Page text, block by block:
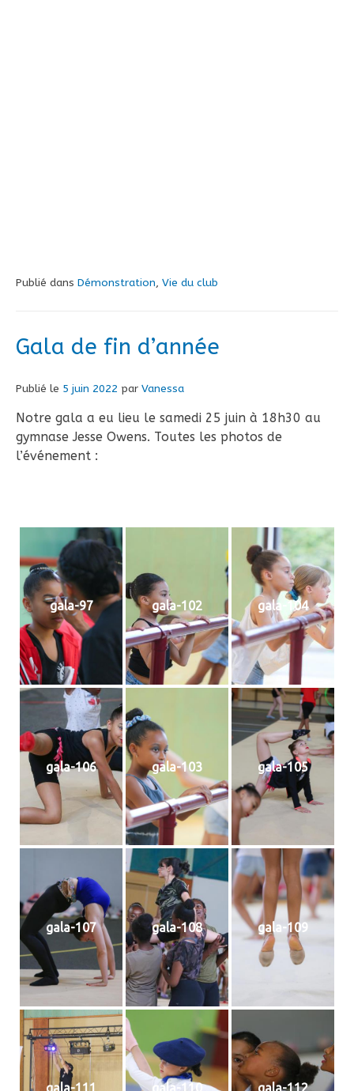
Publié dans Démonstration, Vie du club
Gala de fin d’année
Publié le 5 juin 2022 par Vanessa
Notre gala a eu lieu le samedi 25 juin à 18h30 au
gymnase Jesse Owens. Toutes les photos de
l’événement :
gala-97 gala-102 gala-104
gala-106 gala-103 gala-105
gala-107 gala-108 gala-109
gala-111 gala-110 gala-112